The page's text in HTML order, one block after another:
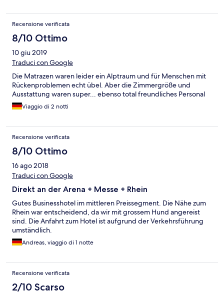
Recensione verificata
8/10 Ottimo
10 giu 2019
Traduci con Google
Die Matrazen waren leider ein Alptraum und für Menschen mit
Rückenproblemen echt übel. Aber die Zimmergröße und
Ausstattung waren super... ebenso total freundliches Personal
Viaggio di 2 notti
Recensione verificata
8/10 Ottimo
16 ago 2018
Traduci con Google
Direkt an der Arena + Messe + Rhein
Gutes Businesshotel im mittleren Preissegment. Die Nähe zum
Rhein war entscheidend, da wir mit grossem Hund angereist
sind. Die Anfahrt zum Hotel ist aufgrund der Verkehrsführung
umständlich.
Andreas, viaggio di 1 notte
Recensione verificata
2/10 Scarso